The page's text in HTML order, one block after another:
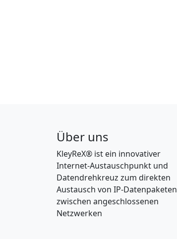
Über uns
KleyReX® ist ein innovativer
Internet-Austauschpunkt und
Datendrehkreuz zum direkten
Austausch von IP-Datenpaketen
zwischen angeschlossenen
Netzwerken